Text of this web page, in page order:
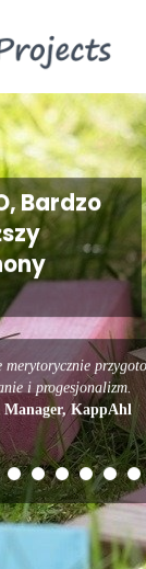
Bardzo
merytorycznie
i progesjonalizm.
Manager, KappAhl